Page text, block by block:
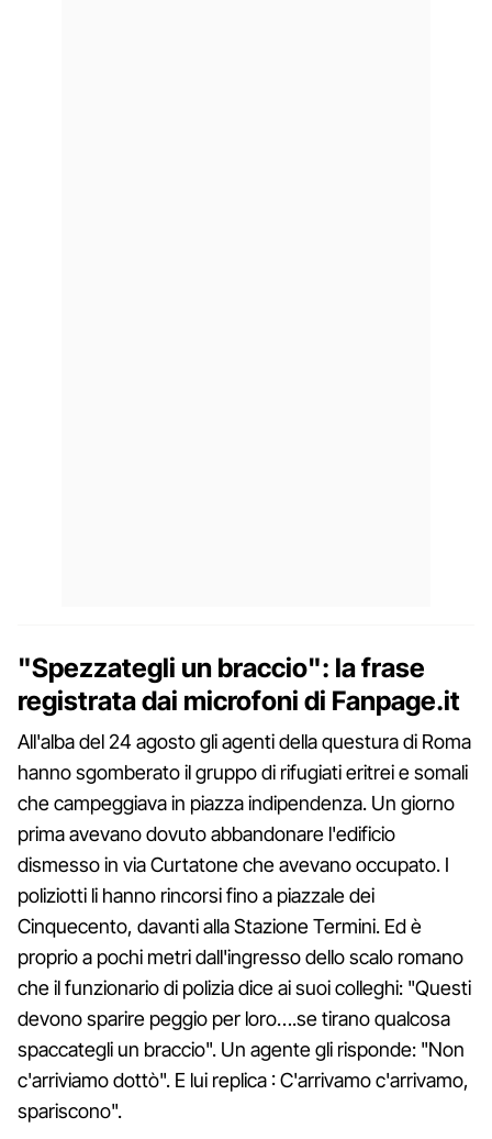
"Spezzategli un braccio": la frase
registrata dai microfoni di Fanpage.it
All'alba del 24 agosto gli agenti della questura di Roma
hanno sgomberato il gruppo di rifugiati eritrei e somali
che campeggiava in piazza indipendenza. Un giorno
prima avevano dovuto abbandonare l'edificio
dismesso in via Curtatone che avevano occupato. I
poliziotti li hanno rincorsi fino a piazzale dei
Cinquecento, davanti alla Stazione Termini. Ed è
proprio a pochi metri dall'ingresso dello scalo romano
che il funzionario di polizia dice ai suoi colleghi: "Questi
devono sparire peggio per loro….se tirano qualcosa
spaccategli un braccio". Un agente gli risponde: "Non
c'arriviamo dottò". E lui replica : C'arrivamo c'arrivamo,
spariscono".